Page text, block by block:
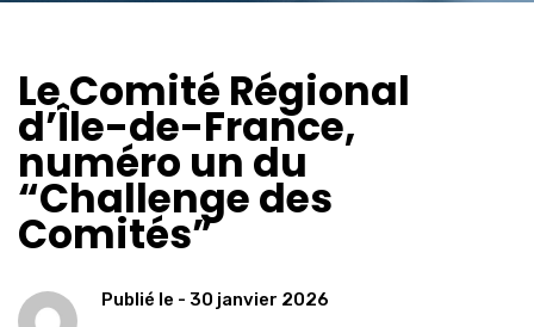
Le Comité Régional
d’Île-de-France,
numéro un du
“Challenge des
Comités”
Publié le - 30 janvier 2026